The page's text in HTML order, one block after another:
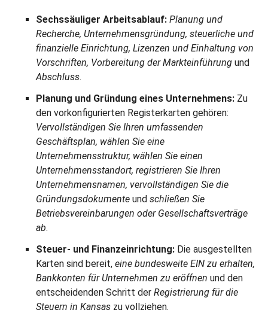
Sechssäuliger Arbeitsablauf: Planung und
Recherche, Unternehmensgründung, steuerliche und
finanzielle Einrichtung, Lizenzen und Einhaltung von
Vorschriften, Vorbereitung der Markteinführung und
Abschluss.
Planung und Gründung eines Unternehmens: Zu
den vorkonfigurierten Registerkarten gehören:
Vervollständigen Sie Ihren umfassenden
Geschäftsplan, wählen Sie eine
Unternehmensstruktur, wählen Sie einen
Unternehmensstandort, registrieren Sie Ihren
Unternehmensnamen, vervollständigen Sie die
Gründungsdokumente und schließen Sie
Betriebsvereinbarungen oder Gesellschaftsverträge
ab.
Steuer- und Finanzeinrichtung: Die ausgestellten
Karten sind bereit, eine bundesweite EIN zu erhalten,
Bankkonten für Unternehmen zu eröffnen und den
entscheidenden Schritt der Registrierung für die
Steuern in Kansas zu vollziehen.